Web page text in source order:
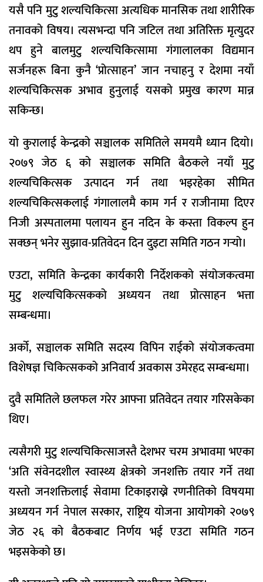
यसै पनि मुटु शल्यचिकित्सा अत्यधिक मानसिक तथा शारीरिक
तनावको विषय। त्यसभन्दा पनि जटिल तथा अतिरिक्त मृत्युदर
थप हुने बालमुटु शल्यचिकित्सामा गंगालालका विद्यमान
सर्जनहरू बिना कुनै ‘प्रोत्साहन’ जान नचाहनु र देशमा नयाँ
शल्यचिकित्सक अभाव हुनुलाई यसको प्रमुख कारण मान्न
सकिन्छ।
यो कुरालाई केन्द्रको सञ्चालक समितिले समयमै ध्यान दियो।
२०७९ जेठ ६ को सञ्चालक समिति बैठकले नयाँ मुटु
शल्यचिकित्सक उत्पादन गर्न तथा भइरहेका सीमित
शल्यचिकित्सकलाई गंगालालमै काम गर्न र राजीनामा दिएर
निजी अस्पतालमा पलायन हुन नदिन के कस्ता विकल्प हुन
सक्छन् भनेर सुझाव-प्रतिवेदन दिन दुइटा समिति गठन गर्‍यो।
एउटा, समिति केन्द्रका कार्यकारी निर्देशकको संयोजकत्वमा
मुटु शल्यचिकित्सकको अध्ययन तथा प्रोत्साहन भत्ता
सम्बन्धमा।
अर्को, सञ्चालक समिति सदस्य विपिन राईको संयोजकत्वमा
विशेषज्ञ चिकित्सकको अनिवार्य अवकास उमेरहद सम्बन्धमा।
दुवै समितिले छलफल गरेर आफ्ना प्रतिवेदन तयार गरिसकेका
थिए।
त्यसैगरी मुटु शल्यचिकित्साजस्तै देशभर चरम अभावमा भएका
‘अति संवेनदशील स्वास्थ्य क्षेत्रको जनशक्ति तयार गर्ने तथा
यस्तो जनशक्तिलाई सेवामा टिकाइराख्ने रणनीतिको विषयमा
अध्ययन गर्न नेपाल सरकार, राष्ट्रिय योजना आयोगको २०७९
जेठ २६ को बैठकबाट निर्णय भई एउटा समिति गठन
भइसकेको छ।